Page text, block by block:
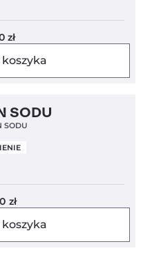
zł
SODU
SODU
zł